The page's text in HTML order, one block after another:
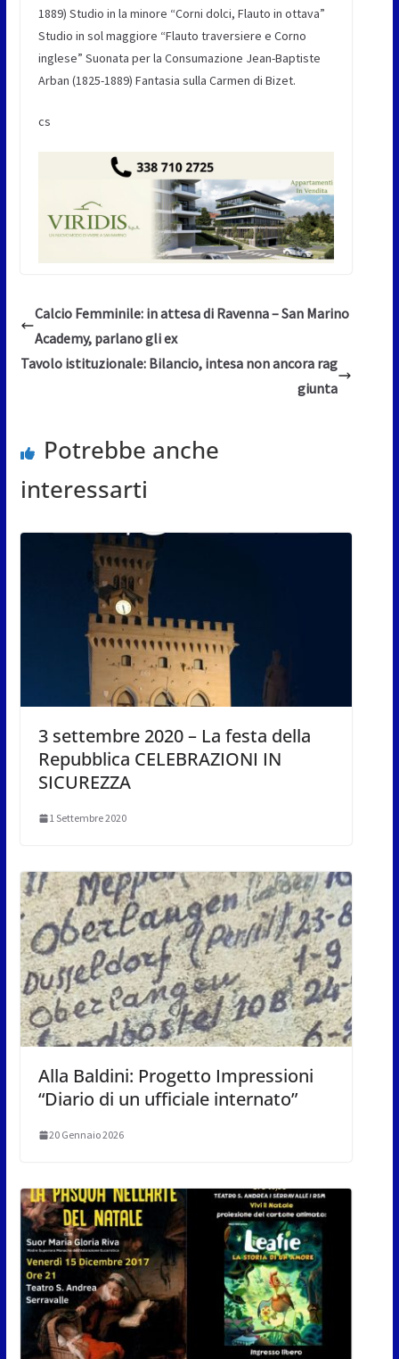
1889) Studio in la minore “Corni dolci, Flauto in ottava”
Studio in sol maggiore “Flauto traversiere e Corno
inglese” Suonata per la Consumazione Jean-Baptiste
Arban (1825-1889) Fantasia sulla Carmen di Bizet.
cs
Calcio Femminile: in attesa di Ravenna – San Marino
Academy, parlano gli ex
Tavolo istituzionale: Bilancio, intesa non ancora rag
giunta
Potrebbe anche
interessarti
3 settembre 2020 – La festa della
Repubblica CELEBRAZIONI IN
SICUREZZA
1 Settembre 2020
Alla Baldini: Progetto Impressioni
“Diario di un ufficiale internato”
20 Gennaio 2026